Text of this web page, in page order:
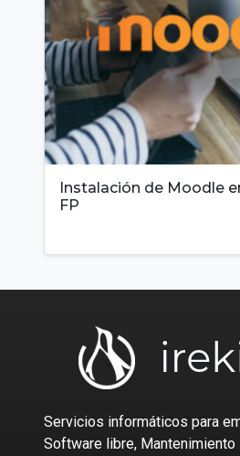
Instalación de Moodle
FP
Servicios informáticos para
Software libre, Mantenimiento